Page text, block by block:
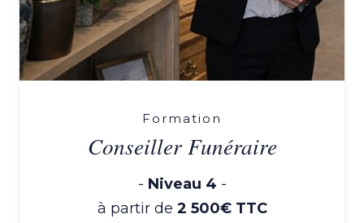
Formation
Conseiller Funéraire
- Niveau 4 -
à partir de 2 500€ TTC